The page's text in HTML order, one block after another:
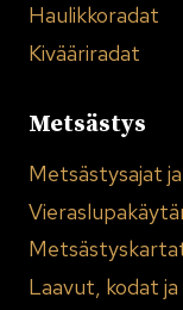
Haulikkoradat
Kivääriradat
Metsästys
Metsästysajat
Laavut, kodat